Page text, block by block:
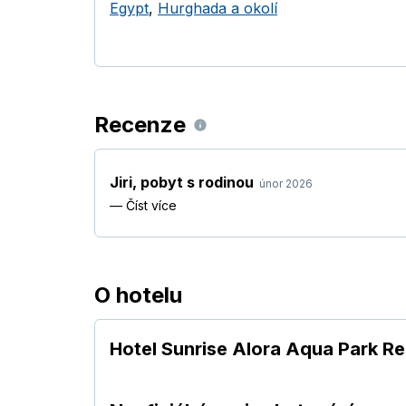
Egypt, Hurghada a okolí
Recenze
Jiri, pobyt s rodinou únor 2026
— Číst více
O hotelu
Hotel Sunrise Alora Aqua Park